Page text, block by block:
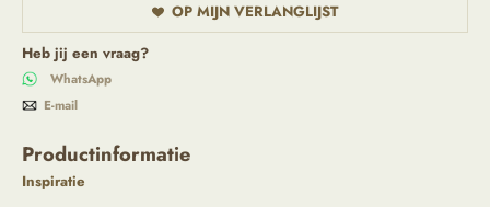
OP MIJN VERLANGLIJST
Heb jij een vraag?
WhatsApp
E-mail
Productinformatie
Inspiratie